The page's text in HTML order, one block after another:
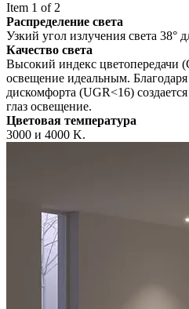
Item 1 of 2
Распределение света
Узкий угол излучения света 38°
Качество света
Высокий индекс цветопередачи
освещение идеальным.
дискомфорта (UGR<16)
глаз освещение.
Цветовая температура
3000 и 4000 K.